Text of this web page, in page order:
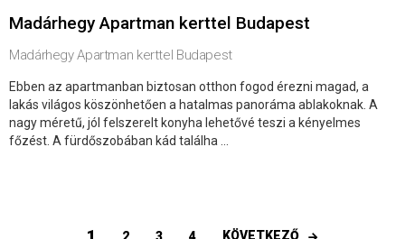
Madárhegy Apartman kerttel Budapest
Madárhegy Apartman kerttel Budapest
Ebben az apartmanban biztosan otthon fogod érezni magad, a
lakás világos köszönhetően a hatalmas panoráma ablakoknak. A
nagy méretű, jól felszerelt konyha lehetővé teszi a kényelmes
főzést. A fürdőszobában kád találha ...
KÖVETKEZŐ